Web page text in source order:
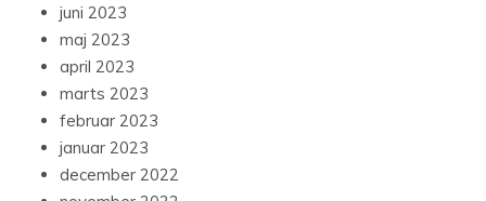
juni 2023
maj 2023
april 2023
marts 2023
februar 2023
januar 2023
december 2022